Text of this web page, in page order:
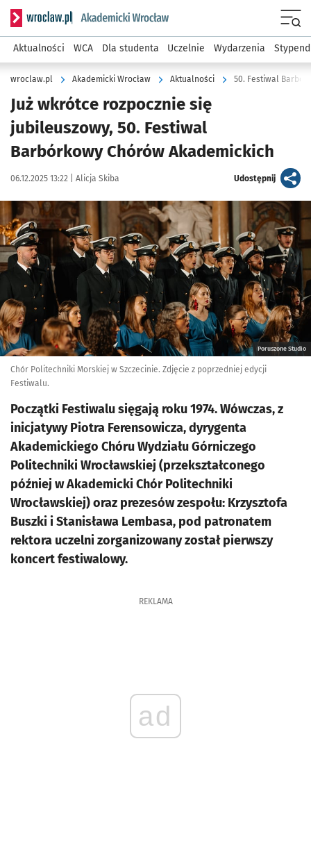
Serwis informacyjny wroclaw.pl podserwis: Akademicki
Aktualności WCA Dla studenta Uczelnie Wydarzenia
wroclaw.pl Akademicki Wrocław Aktualności 50. Festiwal
Już wkrótce rozpocznie się
jubileuszowy, 50. Festiwal
Barbórkowy Chórów Akademickich
Data publikacji:
06.12.2025 13:22 | Autor:
Alicja Skiba Udostępnijartykuł
Kliknij, aby powiększyć
Poruszone Studio
Chór Politechniki Morskiej w Szczecinie. Zdjęcie z poprzedniej edycji
Festiwalu.
Początki Festiwalu sięgają roku 1974. Wówczas, z
inicjatywy Piotra Ferensowicza, dyrygenta
Akademickiego Chóru Wydziału Górniczego
Politechniki Wrocławskiej (przekształconego
później w Akademicki Chór Politechniki
Wrocławskiej) oraz prezesów zespołu: Krzysztofa
Buszki i Stanisława Lembasa, pod patronatem
rektora uczelni zorganizowany został pierwszy
koncert festiwalowy.
REKLAMA
ad